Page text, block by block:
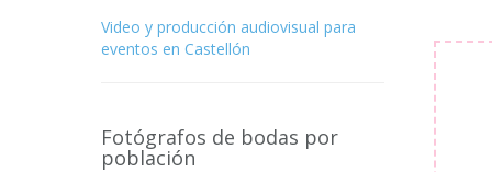
Video y producción audiovisual para
eventos en Castellón
Fotógrafos de bodas por
población